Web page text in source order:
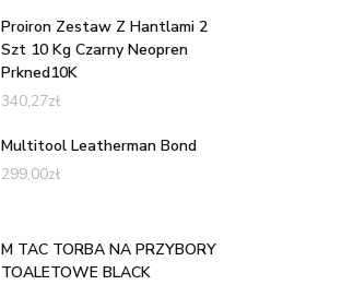
Proiron Zestaw Z Hantlami 2
Szt 10 Kg Czarny Neopren
Prkned10K
340,27zł
Multitool Leatherman Bond
299,00zł
M TAC TORBA NA PRZYBORY
TOALETOWE BLACK